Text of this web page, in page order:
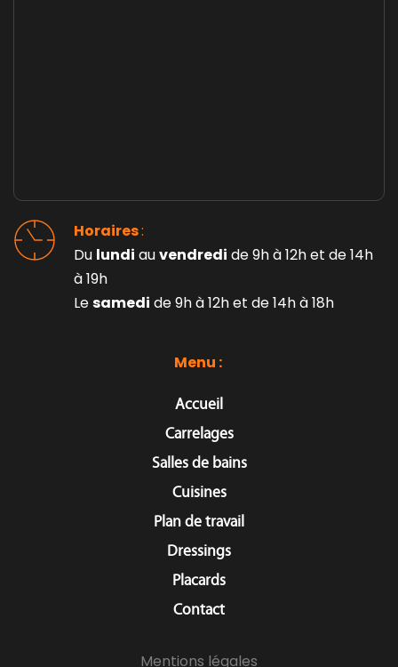
Menu :
Accueil
Carrelages
Salles de bains
Cuisines
Plan de travail
Dressings
Placards
Contact
Horaires :
Du lundi au vendredi de 9h à 12h et de 14h
à 19h
Le samedi de 9h à 12h et de 14h à 18h
Mentions légales